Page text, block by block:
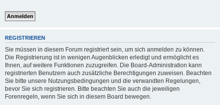
REGISTRIEREN
Sie müssen in diesem Forum registriert sein, um sich anmelden zu können.
Die Registrierung ist in wenigen Augenblicken erledigt und ermöglicht es
Ihnen, auf weitere Funktionen zuzugreifen. Die Board-Administration kann
registrierten Benutzern auch zusätzliche Berechtigungen zuweisen. Beachten
Sie bitte unsere Nutzungsbedingungen und die verwandten Regelungen,
bevor Sie sich registrieren. Bitte beachten Sie auch die jeweiligen
Forenregeln, wenn Sie sich in diesem Board bewegen.